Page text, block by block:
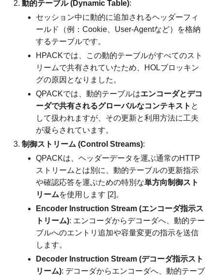
動的テーブル (Dynamic Table):
セッション中に動的に追加されるヘッダーフィ
ールド（例：Cookie、User-Agentなど）を格納
するテーブルです。
HPACKでは、この動的テーブルがすべてのスト
リームで共有されていたため、HOLブロッキン
グの原因となりました。
QPACKでは、動的テーブルはエンコーダとデコ
ーダで共有されるグローバルなコンテキスト と
して扱われますが、その更新と利用方法に工夫
が凝らされています。
制御ストリーム (Control Streams):
QPACKは、ヘッダーデータを運ぶ通常のHTTP
ストリームとは別に、動的テーブルの更新指示
や確認応答を運ぶための特別な単方向制御スト
リームを使用します [2]。
Encoder Instruction Stream (エンコーダ指示ス
トリーム): エンコーダからデコーダへ、動的テー
ブルへのエントリ追加や容量変更の指示を送信
します。
Decoder Instruction Stream (デコーダ指示スト
リーム): デコーダからエンコーダへ、動的テーブ